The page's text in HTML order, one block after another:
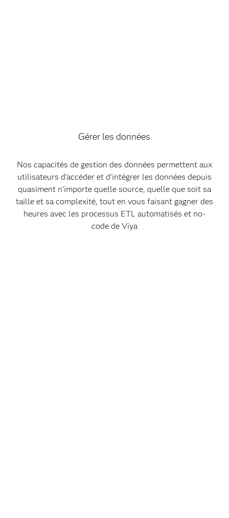
Gérer les données
Nos capacités de gestion des données permettent aux
utilisateurs d'accéder et d'intégrer les données depuis
quasiment n'importe quelle source, quelle que soit sa
taille et sa complexité, tout en vous faisant gagner des
heures avec les processus ETL automatisés et no-
code de Viya